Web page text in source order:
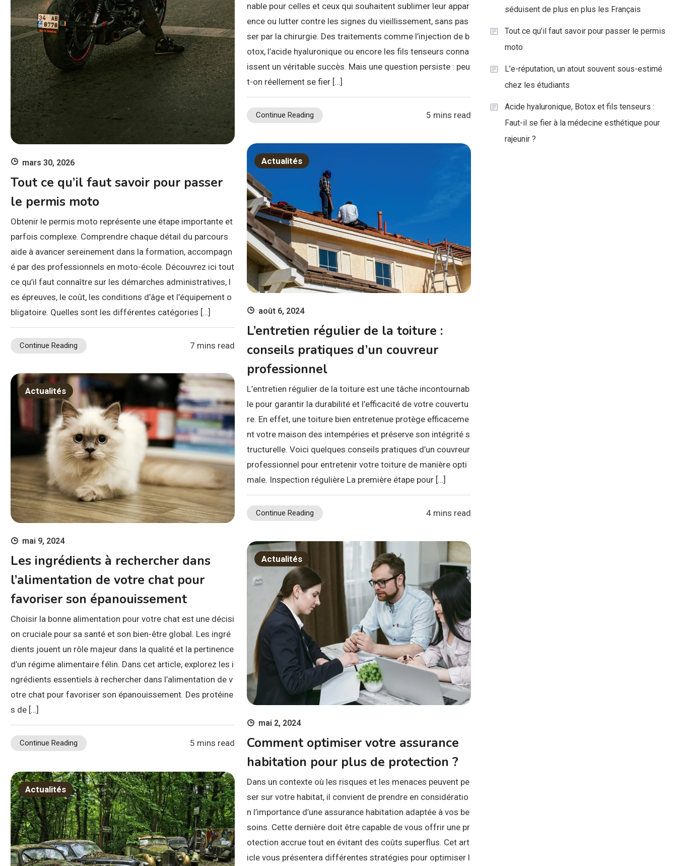
mars 30, 2026
Tout ce qu’il faut savoir pour passer
le permis moto
Obtenir le permis moto représente une étape importante et
parfois complexe. Comprendre chaque détail du parcours
aide à avancer sereinement dans la formation, accompagn
é par des professionnels en moto-école. Découvrez ici tout
ce qu’il faut connaître sur les démarches administratives, l
es épreuves, le coût, les conditions d’âge et l’équipement o
bligatoire. Quelles sont les différentes catégories […]
Continue Reading 7 mins read
nable pour celles et ceux qui souhaitent sublimer leur appar
ence ou lutter contre les signes du vieillissement, sans pas
ser par la chirurgie. Des traitements comme l’injection de b
otox, l’acide hyaluronique ou encore les fils tenseurs conna
issent un véritable succès. Mais une question persiste : peu
t-on réellement se fier […]
Continue Reading 5 mins read
Actualités
août 6, 2024
L’entretien régulier de la toiture :
conseils pratiques d’un couvreur
professionnel
L’entretien régulier de la toiture est une tâche incontournab
le pour garantir la durabilité et l’efficacité de votre couvertu
re. En effet, une toiture bien entretenue protège efficaceme
nt votre maison des intempéries et préserve son intégrité s
tructurelle. Voici quelques conseils pratiques d’un couvreur
professionnel pour entretenir votre toiture de manière opti
male. Inspection régulière La première étape pour […]
Continue Reading 4 mins read
Actualités
mai 9, 2024
Les ingrédients à rechercher dans
l’alimentation de votre chat pour
favoriser son épanouissement
Choisir la bonne alimentation pour votre chat est une décisi
on cruciale pour sa santé et son bien-être global. Les ingré
dients jouent un rôle majeur dans la qualité et la pertinence
d’un régime alimentaire félin. Dans cet article, explorez les i
ngrédients essentiels à rechercher dans l’alimentation de v
otre chat pour favoriser son épanouissement. Des protéine
s de […]
Continue Reading 5 mins read
Actualités
mai 2, 2024
Comment optimiser votre assurance
habitation pour plus de protection ?
Dans un contexte où les risques et les menaces peuvent pe
ser sur votre habitat, il convient de prendre en considératio
n l’importance d’une assurance habitation adaptée à vos be
soins. Cette dernière doit être capable de vous offrir une pr
otection accrue tout en évitant des coûts superflus. Cet art
icle vous présentera différentes stratégies pour optimiser l
Actualités
séduisent de plus en plus les Français
Tout ce qu’il faut savoir pour passer le permis
moto
L’e-réputation, un atout souvent sous-estimé
chez les étudiants
Acide hyaluronique, Botox et fils tenseurs :
Faut-il se fier à la médecine esthétique pour
rajeunir ?